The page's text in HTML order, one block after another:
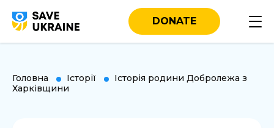
DONATE
Головна Історії
Історія родини Добролежа з
Харківщини